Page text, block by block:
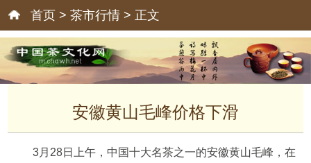
首页 > 茶市行情 > 正文
安徽黄山毛峰价格下滑
3月28日上午，中国十大名茶之一的安徽黄山毛峰，在